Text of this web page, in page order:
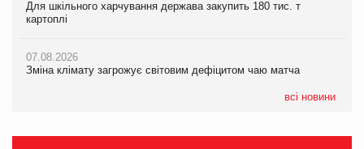
Для шкільного харчування держава закупить 180 тис. т
картоплі
07.08.2026
Зміна клімату загрожує світовим дефіцитом чаю матча
всі новини
07.08.2026
EVA.UA запустила кампанію «Хто б знав» про асортимент,
економіки
Kraft Heinz скоротила збиток у першому півріччі